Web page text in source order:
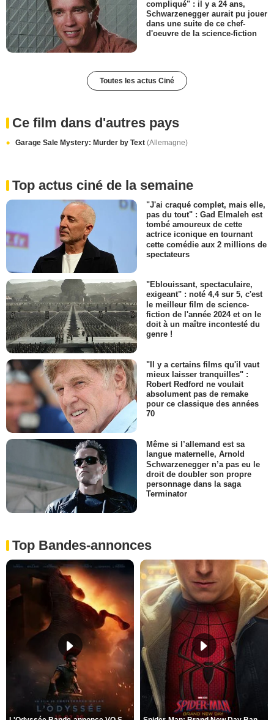
compliqué" : il y a 24 ans,
Schwarzenegger aurait pu jouer
dans une suite de ce chef-
d'oeuvre de la science-fiction
Toutes les actus Ciné
Ce film dans d'autres pays
Garage Sale Mystery: Murder by Text (Allemagne)
Top actus ciné de la semaine
"J'ai craqué complet, mais elle,
pas du tout" : Gad Elmaleh est
tombé amoureux de cette
actrice iconique en tournant
cette comédie aux 2 millions de
spectateurs
"Eblouissant, spectaculaire,
exigeant" : noté 4,4 sur 5, c'est
le meilleur film de science-
fiction de l'année 2024 et on le
doit à un maître incontesté du
genre !
"Il y a certains films qu'il vaut
mieux laisser tranquilles" :
Robert Redford ne voulait
absolument pas de remake
pour ce classique des années
70
Même si l’allemand est sa
langue maternelle, Arnold
Schwarzenegger n’a pas eu le
droit de doubler son propre
personnage dans la saga
Terminator
Top Bandes-annonces